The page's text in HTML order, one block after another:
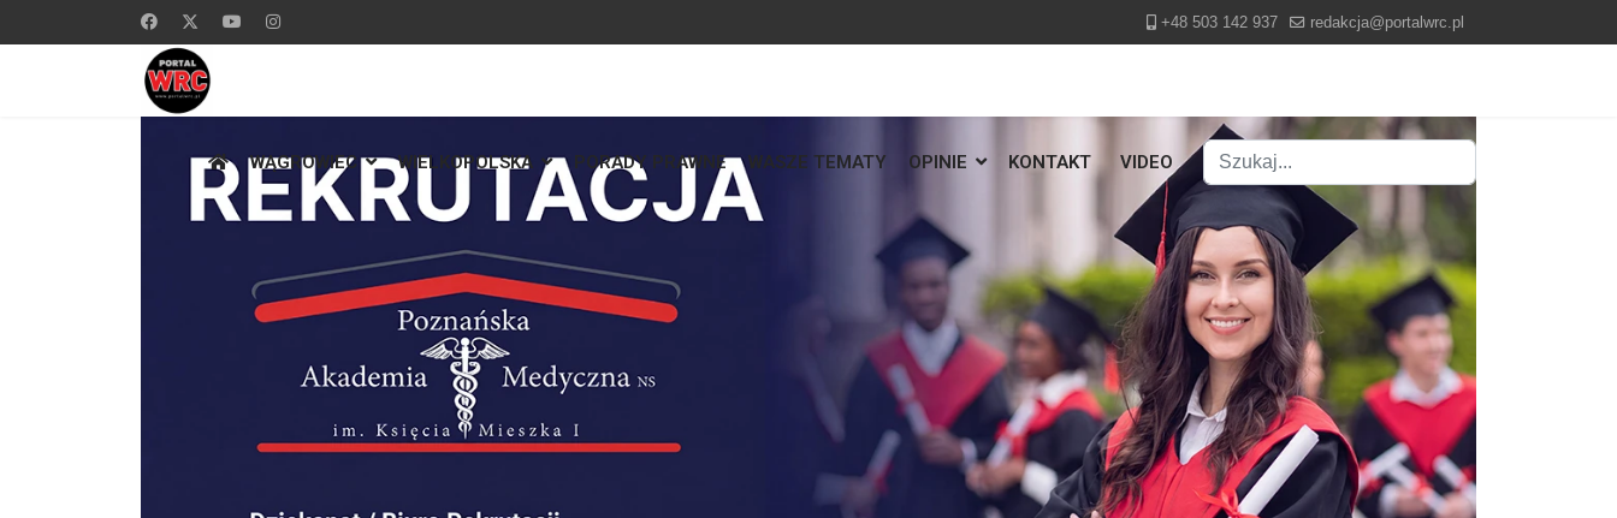
+48 503 142 937 redakcja@portalwrc.pl
WĄGROWIEC WIELKOPOLSKA PORADY PRAWNE WASZE TEMATY OPINIE KONTAKT VIDEO
Szukaj
Type 2 or more characters for results.